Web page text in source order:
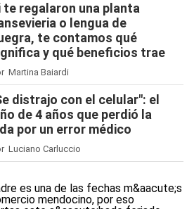
te regalaron una planta
o lengua de
te contamos qué
y qué beneficios trae
Martina Baiardi
distrajo con el celular": el
de 4 años que perdió la
por un error médico
Luciano Carluccio